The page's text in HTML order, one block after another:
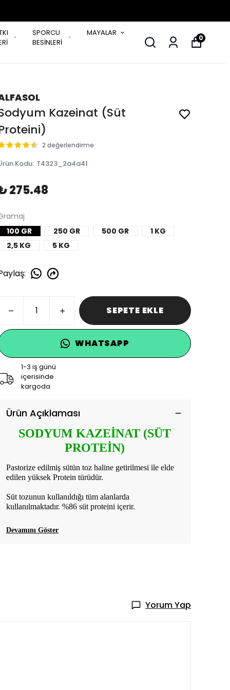
SPORCU
BESİNLERİ
MAYALAR
0
Kazeinat (Süt
2 değerlendirme
Kodu: T4323_2a4a41
275.48
100 GR
250 GR 500 GR
1 KG
2,5 KG
5 KG
:
SEPETE EKLE
WHATSAPP
1-3 iş günü
içerisinde
kargoda
Ürün Açıklaması
SODYUM KAZEİNAT (SÜT
PROTEİN)
Pastorize edilmiş sütün toz haline getirilmesi ile elde
edilen yüksek Protein türüdür.
Süt tozunun kullanıldığı tüm alanlarda
kullanılmaktadır. %86 süt proteini içerir.
Devamını Göster
Yorum Yap